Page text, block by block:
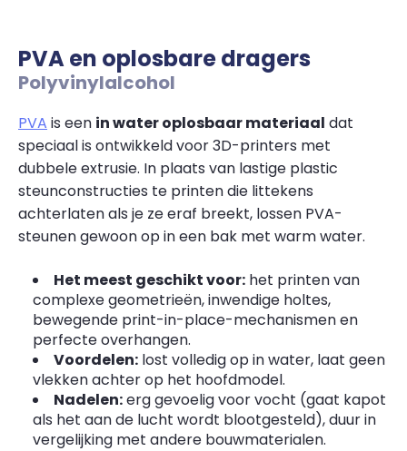
PVA en oplosbare dragers
Polyvinylalcohol
PVA is een in water oplosbaar materiaal dat
speciaal is ontwikkeld voor 3D-printers met
dubbele extrusie. In plaats van lastige plastic
steunconstructies te printen die littekens
achterlaten als je ze eraf breekt, lossen PVA-
steunen gewoon op in een bak met warm water.
Het meest geschikt voor: het printen van
complexe geometrieën, inwendige holtes,
bewegende print-in-place-mechanismen en
perfecte overhangen.
Voordelen: lost volledig op in water, laat geen
vlekken achter op het hoofdmodel.
Nadelen:erg gevoelig voor vocht (gaat kapot
als het aan de lucht wordt blootgesteld), duur in
vergelijking met andere bouwmaterialen.